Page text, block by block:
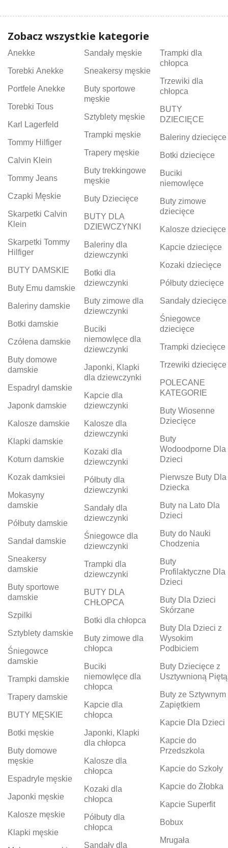
Zobacz wszystkie kategorie
Anekke
Torebki Anekke
Portfele Anekke
Torebki Tous
Karl Lagerfeld
Tommy Hilfiger
Calvin Klein
Tommy Jeans
Czapki Męskie
Skarpetki Calvin
Klein
Skarpetki Tommy
Hilfiger
BUTY DAMSKIE
Buty Emu damskie
Baleriny damskie
Botki damskie
Czółena damskie
Buty domowe
damskie
Espadryl damskie
Japonk damskie
Kalosze damskie
Klapki damskie
Koturn damskie
Kozak damksiei
Mokasyny
damskie
Półbuty damskie
Sandał damskie
Sneakersy
damskie
Buty sportowe
damskie
Szpilki
Sztyblety damskie
Śniegowce
damskie
Trampki damskie
Trapery damskie
BUTY MĘSKIE
Botki męskie
Buty domowe
męskie
Espadryle męskie
Japonki męskie
Kalosze męskie
Klapki męskie
Sandały męskie
Sneakersy męskie
Buty sportowe
męskie
Sztyblety męskie
Trampki męskie
Trapery męskie
Buty trekkingowe
męskie
Buty Dziecięce
BUTY DLA
DZIEWCZYNKI
Baleriny dla
dziewczynki
Botki dla
dziewczynki
Buty zimowe dla
dziewczynki
Buciki
niemowlęce dla
dziewczynki
Japonki, Klapki
dla dziewczynki
Kapcie dla
dziewczynki
Kalosze dla
dziewczynki
Kozaki dla
dziewczynki
Półbuty dla
dziewczynki
Sandały dla
dziewczynki
Śniegowce dla
dziewczynki
Trampki dla
dziewczynki
BUTY DLA
CHŁOPCA
Botki dla chłopca
Buty zimowe dla
chłopca
Buciki
niemowlęce dla
chłopca
Kapcie dla
chłopca
Japonki, Klapki
dla chłopca
Kalosze dla
chłopca
Kozaki dla
chłopca
Półbuty dla
chłopca
Sandały dla
Trampki dla
chłopca
Trzewiki dla
chłopca
BUTY
DZIECIĘCE
Baleriny dziecięce
Botki dziecięce
Buciki
niemowlęce
Buty zimowe
dziecięce
Kalosze dziecięce
Kapcie dziecięce
Kozaki dziecięce
Półbuty dziecięce
Sandały dziecięce
Śniegowce
dziecięce
Trampki dziecięce
Trzewiki dziecięce
POLECANE
KATEGORIE
Buty Wiosenne
Dziecięce
Buty
Wodoodporne Dla
Dzieci
Pierwsze Buty Dla
Dziecka
Buty na Lato Dla
Dzieci
Buty do Nauki
Chodzenia
Buty
Profilaktyczne Dla
Dzieci
Buty Dla Dzieci
Skórzane
Buty Dla Dzieci z
Wysokim
Podbiciem
Buty Dziecięce z
Usztywnioną Piętą
Buty ze Sztywnym
Zapiętkiem
Kapcie Dla Dzieci
Kapcie do
Przedszkola
Kapcie do Szkoły
Kapcie do Żłobka
Kapcie Superfit
Bobux
Mrugała